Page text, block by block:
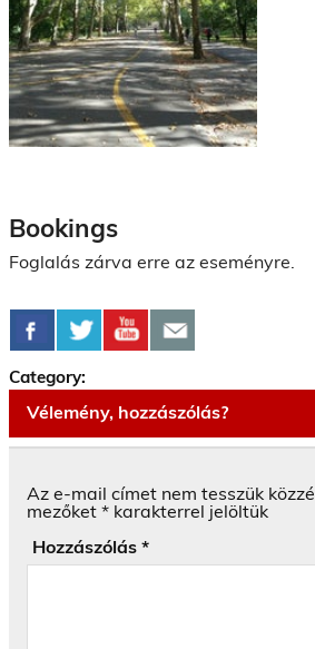
Bookings
Foglalás zárva erre az eseményre.
Category:
Vélemény, hozzászólás?
Az e-mail címet nem tesszük közzé.
mezőket * karakterrel jelöltük
Hozzászólás *